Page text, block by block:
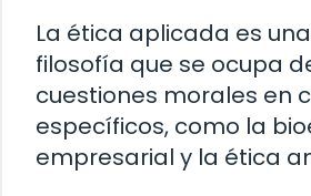
La ética aplicada es
filosofía que se ocupa
cuestiones morales en
específicos, como la
empresarial y la ética